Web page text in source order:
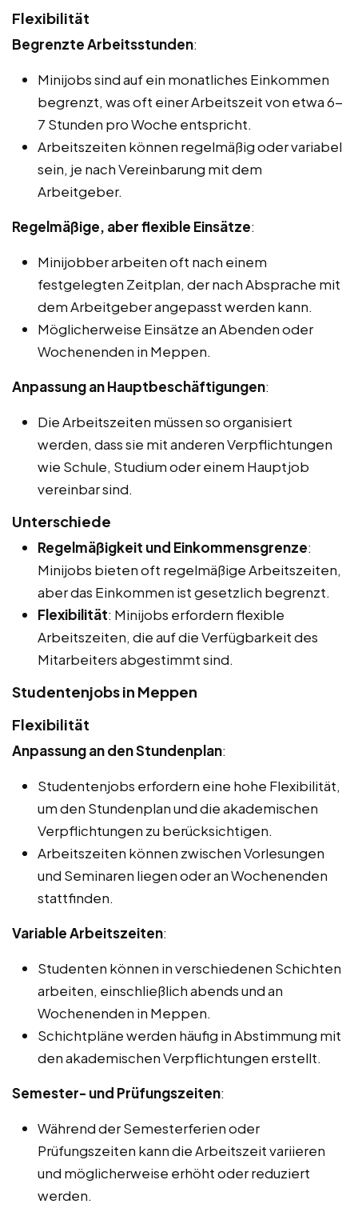
Flexibilität
Begrenzte Arbeitsstunden:
Minijobs sind auf ein monatliches Einkommen
begrenzt, was oft einer Arbeitszeit von etwa 6-
7 Stunden pro Woche entspricht.
Arbeitszeiten können regelmäßig oder variabel
sein, je nach Vereinbarung mit dem
Arbeitgeber.
Regelmäßige, aber flexible Einsätze:
Minijobber arbeiten oft nach einem
festgelegten Zeitplan, der nach Absprache mit
dem Arbeitgeber angepasst werden kann.
Möglicherweise Einsätze an Abenden oder
Wochenenden in Meppen.
Anpassung an Hauptbeschäftigungen:
Die Arbeitszeiten müssen so organisiert
werden, dass sie mit anderen Verpflichtungen
wie Schule, Studium oder einem Hauptjob
vereinbar sind.
Unterschiede
Regelmäßigkeit und Einkommensgrenze:
Minijobs bieten oft regelmäßige Arbeitszeiten,
aber das Einkommen ist gesetzlich begrenzt.
Flexibilität: Minijobs erfordern flexible
Arbeitszeiten, die auf die Verfügbarkeit des
Mitarbeiters abgestimmt sind.
Studentenjobs in Meppen
Flexibilität
Anpassung an den Stundenplan:
Studentenjobs erfordern eine hohe Flexibilität,
um den Stundenplan und die akademischen
Verpflichtungen zu berücksichtigen.
Arbeitszeiten können zwischen Vorlesungen
und Seminaren liegen oder an Wochenenden
stattfinden.
Variable Arbeitszeiten:
Studenten können in verschiedenen Schichten
arbeiten, einschließlich abends und an
Wochenenden in Meppen.
Schichtpläne werden häufig in Abstimmung mit
den akademischen Verpflichtungen erstellt.
Semester- und Prüfungszeiten:
Während der Semesterferien oder
Prüfungszeiten kann die Arbeitszeit variieren
und möglicherweise erhöht oder reduziert
werden.